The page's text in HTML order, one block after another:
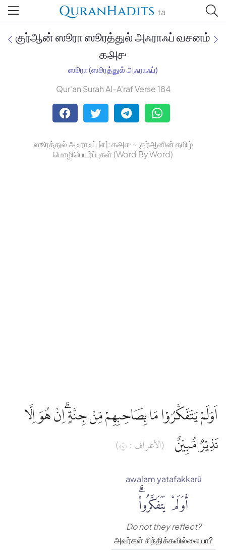
QuranHadits ta
Jan Trust Foundation
Mufti Omar Sheriff Qasimi,
குர்ஆன் ஸூரா ஸூரத்துல் அஃராஃப் வசனம்
௧௮௪
ஸூரா (ஸூரத்துல் அஃராஃப்)
Qur'an Surah Al-A'raf Verse 184
ஸூரத்துல் அஃராஃப் [௭]: ௧௮௪ ~ குர்ஆனின் தமிழ்
மொழிபெயர்ப்புகள் (Word By Word)
اَوَلَمْ يَتَفَكَّرُوْا مَا بِصَاحِبِهِمْ مِّنْ جِنَّةٍۗ اِنْ هُوَ اِلَّا
نَذِيْرٌ مُّبِيْنٌ
(الأعراف : ٧)
awalam yatafakkarū
أَوَلَمْ يَتَفَكَّرُوا۟ۗ
Do not they reflect?
அவர்கள் சிந்திக்கவில்லையா?